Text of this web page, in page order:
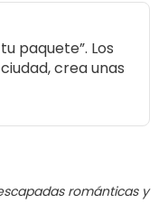
paquete”. Los
crea unas
románticas y